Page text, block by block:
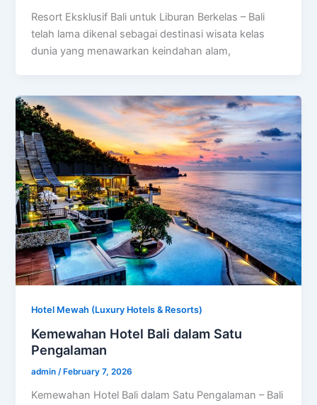
Resort Eksklusif Bali untuk Liburan Berkelas – Bali
telah lama dikenal sebagai destinasi wisata kelas
dunia yang menawarkan keindahan alam,
Hotel Mewah (Luxury Hotels & Resorts)
Kemewahan Hotel Bali dalam Satu
Pengalaman
admin/ February 7, 2026
Kemewahan Hotel Bali dalam Satu Pengalaman – Bali